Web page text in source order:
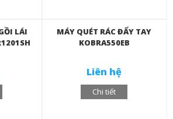
LÁI
MÁY QUÉT RÁC ĐẨY TAY
KOBRA550EB
Liên hệ
Chi tiết